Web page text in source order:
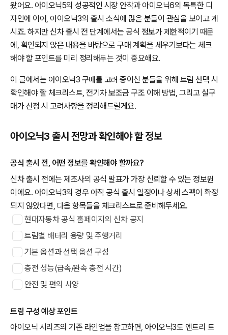
왔어요. 아이오닉5의 성공적인 시장 안착과 아이오닉6의 독특한 디
자인에 이어, 아이오닉3의 출시 소식에 많은 분들이 관심을 보이고 계
시죠. 하지만 신차 출시 전 단계에서는 공식 정보가 제한적이기 때문
에, 확인되지 않은 내용을 바탕으로 구매 계획을 세우기보다는 체크
해야 할 포인트를 미리 정리해두는 것이 중요해요.
이 글에서는 아이오닉3 구매를 고려 중이신 분들을 위해 트림 선택 시
확인해야 할 체크리스트, 전기차 보조금 구조 이해 방법, 그리고 실구
매가 산정 시 고려사항을 정리해드릴게요.
아이오닉3 출시 전망과 확인해야 할 정보
공식 출시 전, 어떤 정보를 확인해야 할까요?
신차 출시 전에는 제조사의 공식 발표가 가장 신뢰할 수 있는 정보원
이에요. 아이오닉3의 경우 아직 공식 출시 일정이나 상세 스펙이 확정
되지 않았다면, 다음 항목들을 체크리스트로 준비해두세요.
현대자동차 공식 홈페이지의 신차 공지
트림별 배터리 용량 및 주행거리
기본 옵션과 선택 옵션 구성
충전 성능(급속/완속 충전 시간)
안전 및 편의 사양
트림 구성 예상 포인트
아이오닉 시리즈의 기존 라인업을 참고하면, 아이오닉3도 엔트리 트